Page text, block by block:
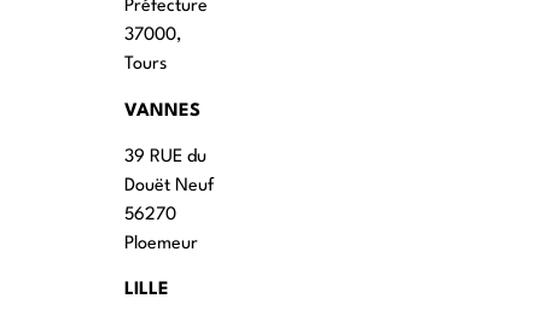
Préfecture
37000,
Tours
VANNES
39 RUE du
Douët Neuf
56270
Ploemeur
LILLE